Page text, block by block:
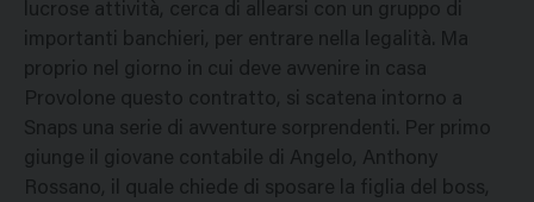
lucrose attività, cerca di allearsi con un gruppo di
importanti banchieri, per entrare nella legalità. Ma
proprio nel giorno in cui deve avvenire in casa
Provolone questo contratto, si scatena intorno a
Snaps una serie di avventure sorprendenti. Per primo
giunge il giovane contabile di Angelo, Anthony
Rossano, il quale chiede di sposare la figlia del boss,